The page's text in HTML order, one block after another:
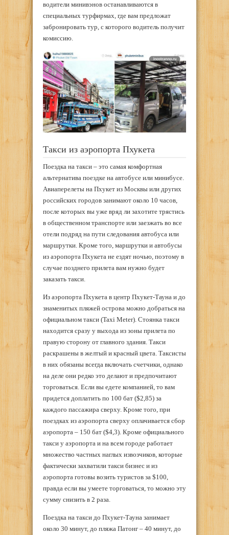
водители минивэнов останавливаются в
специальных турфирмах, где вам предложат
забронировать тур, с которого водитель получит
комиссию.
Такси из аэропорта Пхукета
Поездка на такси – это самая комфортная
альтернатива поездке на автобусе или минибусе.
Авиаперелеты на Пхукет из Москвы или других
российских городов занимают около 10 часов,
после которых вы уже вряд ли захотите трястись
в общественном транспорте или заезжать во все
отели подряд на пути следования автобуса или
маршрутки. Кроме того, маршрутки и автобусы
из аэропорта Пхукета не ездят ночью, поэтому в
случае позднего прилета вам нужно будет
заказать такси.
Из аэропорта Пхукета в центр Пхукет-Тауна и до
знаменитых пляжей острова можно добраться на
официальном такси (Taxi Meter). Стоянка такси
находится сразу у выхода из зоны прилета по
правую сторону от главного здания. Такси
раскрашены в желтый и красный цвета. Таксисты
в них обязаны всегда включать счетчики, однако
на деле они редко это делают и предпочитают
торговаться. Если вы едете компанией, то вам
придется доплатить по 100 бат ($2,85) за
каждого пассажира сверху. Кроме того, при
поездках из аэропорта сверху оплачивается сбор
аэропорта – 150 бат ($4,3). Кроме официального
такси у аэропорта и на всем городе работает
множество частных наглых извозчиков, которые
фактически захватили такси бизнес и из
аэропорта готовы возить туристов за $100,
правда если вы умеете торговаться, то можно эту
сумму снизить в 2 раза.
Поездка на такси до Пхукет-Тауна занимает
около 30 минут, до пляжа Патонг – 40 минут, до